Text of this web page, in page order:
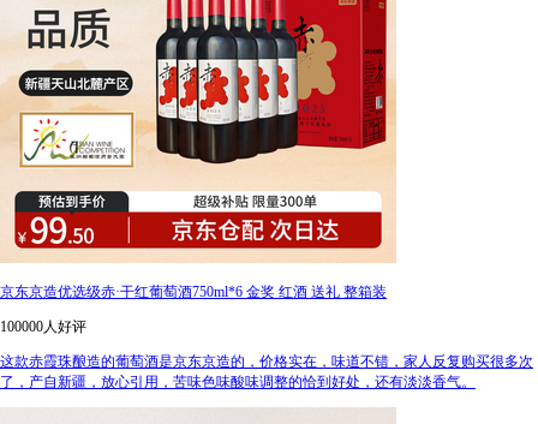
京东京造优选级赤·干红葡萄酒750ml*6 金奖 红酒 送礼 整箱装
100000人好评
这款赤霞珠酿造的葡萄酒是京东京造的，价格实在，味道不错，家人反复购买很多次
了，产自新疆，放心引用，苦味色味酸味调整的恰到好处，还有淡淡香气。